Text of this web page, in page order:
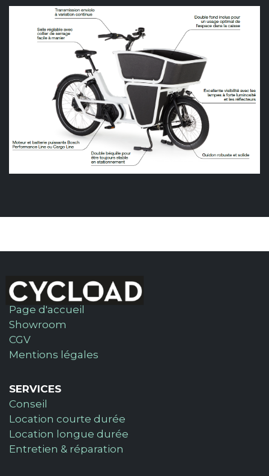
Page d'accueil
Showroom
CGV
Mentions légales
SERVICES
Conseil
Location courte durée
Location longue durée
Entretien & réparation